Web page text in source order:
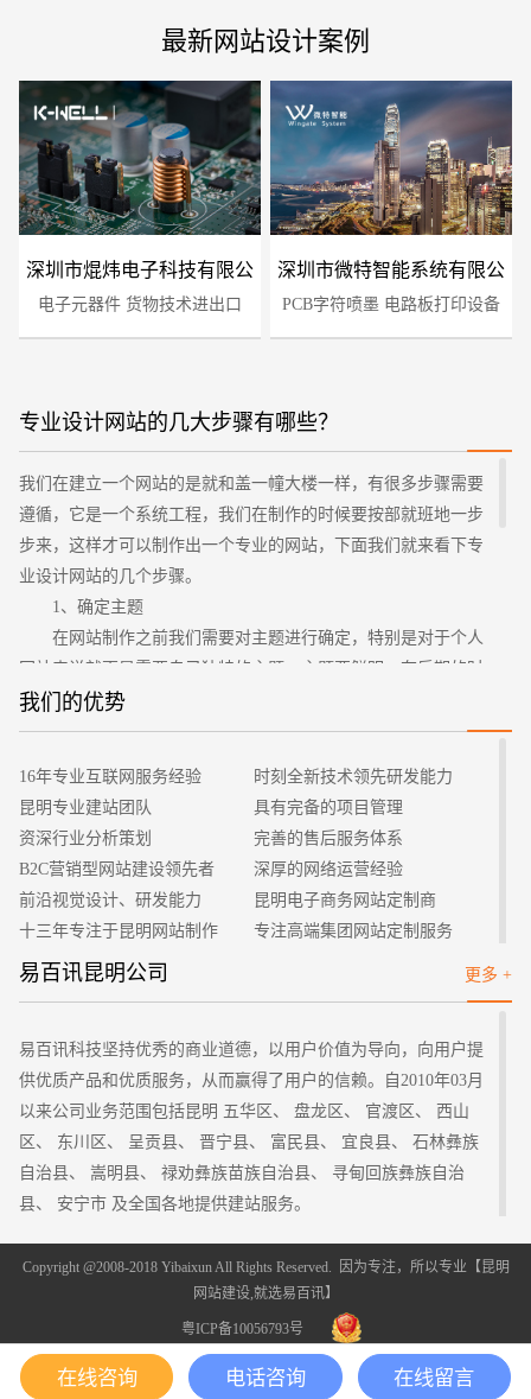
最新网站设计案例
深圳市焜炜电子科技有限公
司
电子元器件 货物技术进出口
深圳市微特智能系统有限公
司
PCB字符喷墨 电路板打印设备
专业设计网站的几大步骤有哪些？
我们在建立一个网站的是就和盖一幢大楼一样，有很多步骤需要
遵循，它是一个系统工程，我们在制作的时候要按部就班地一步
步来，这样才可以制作出一个专业的网站，下面我们就来看下专
业设计网站的几个步骤。
1、确定主题
在网站制作之前我们需要对主题进行确定，特别是对于个人
网站来说就更是需要自己独特的主题，主题要鲜明，在后期的时
候围绕主题的范围把我们的内容做大做全。
2、搜集材料
注意这些方面的综合应用，这样才可以做到胸有成竹。
4、网站制作
等到上面的前期准备都做好了以后，我们接下来就进入了正
式的网站制作环节了，把我们的预想一步步的变成现实，这是一
个复杂而细致的过程，在制作网站中我们要先做好主要的框架，
然后把复杂的大面积的都做好了再对细节部分进行设计，这样在
出现了一些问题之后想要修改的话就会更加的容易。
5、上传测试
很多，我们在网络上自己查找下就有了，可以很方便地把网站发
专业设计网站之后需要进行推广宣传，只有通过了有效的推
广才能让更多的朋友认识它，让我们网站的访问率提高，推广的
我们的优势
16年专业互联网服务经验
昆明专业建站团队
资深行业分析策划
B2C营销型网站建设领先者
前沿视觉设计、研发能力
十三年专注于昆明网站制作
客户的满意是我们唯一的宗旨
时刻全新技术领先研发能力
具有完备的项目管理
完善的售后服务体系
深厚的网络运营经验
昆明电子商务网站定制商
专注高端集团网站定制服务
更多 +
易百讯昆明公司
易百讯科技坚持优秀的商业道德，以用户价值为导向，向用户提
供优质产品和优质服务，从而赢得了用户的信赖。自2010年03月
以来公司业务范围包括昆明 五华区、 盘龙区、 官渡区、 西山
区、 东川区、 呈贡县、 晋宁县、 富民县、 宜良县、 石林彝族
自治县、 嵩明县、 禄劝彝族苗族自治县、 寻甸回族彝族自治
县、 安宁市 及全国各地提供建站服务。
昆明曲靖 玉溪 保山 昭通 丽江 思茅 临沧 楚雄州 红河州 文山州
西双版纳 大理 德宏 怒江 迪庆
Copyright @2008-2018 Yibaixun All Rights Reserved. 因为专注，所以专业【昆明
网站建设,就选易百讯】
粤ICP备10056793号
您的预算 1万-3万 3万-5万 5万-8万
在线咨询 电话咨询 在线留言